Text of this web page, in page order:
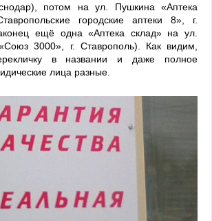
потом на ул. Пушкина «Аптека
городские аптеки 8», г.
ещё одна «Аптека склад» на ул.
3000», г. Ставрополь). Как видим,
в названии и даже полное
лица разные.